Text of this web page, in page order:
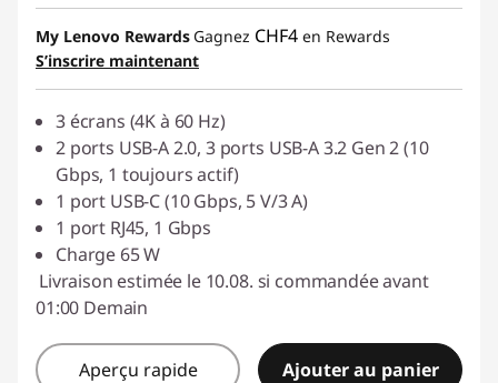
Bons de réduction en ligne :-CHF 18.90
Code de réduction :
My Lenovo Rewards Gagnez CHF4 en Rewards
S’inscrire maintenant
3 écrans (4K à 60 Hz)
2 ports USB-A 2.0, 3 ports USB-A 3.2 Gen 2 (10
Gbps, 1 toujours actif)
1 port USB-C (10 Gbps, 5 V/3 A)
1 port RJ45, 1 Gbps
Charge 65 W
Livraison estimée le 10.08. si commandée avant
01:00 Demain
Aperçu rapide Ajouter au panier